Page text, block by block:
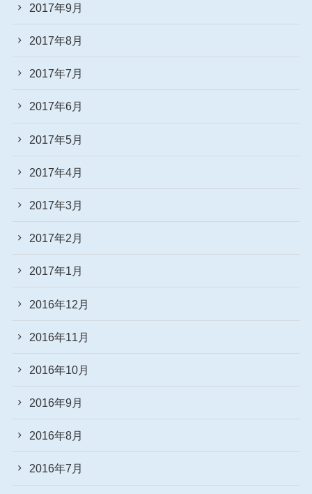
2017年9月
2017年8月
2017年7月
2017年6月
2017年5月
2017年4月
2017年3月
2017年2月
2017年1月
2016年12月
2016年11月
2016年10月
2016年9月
2016年8月
2016年7月